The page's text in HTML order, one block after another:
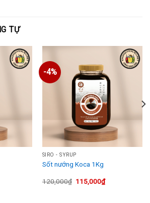
TỰ
-4%
SIRO - SYRUP
Sốt nướng Koca 1Kg
120,000₫ Giá
115,000₫Giá
hiện